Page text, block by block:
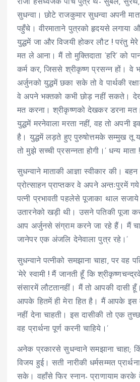
राजा हंसध्वजके पाँच पुत्र थे- सुबल,
सुधन्वा। छोटे राजकुमार सुधन्वा अपनी
पहुँचे। वीरमाताने पुत्रको हृदयसे लगाया
युद्धमें जा और विजयी होकर लौट ! परंतु
मत ले आना। मैं तो मुक्तिदाता ‘हरि’ को
कर्म कर, जिससे श्रीकृष्ण प्रसन्न हों। वे
अर्जुनको युद्धमें छका सके तो वे पार्थकी
वे अपने भक्तको कभी छोड़ नहीं सकते।
मत करना। श्रीकृष्णको देखकर डरना
युद्धमें मरनेवाला मरता नहीं, वह तो अपनी
है। युद्धमें लड़ते हुए पुरुषोत्तमके सम्मुख तू
तो मुझे सच्ची प्रसन्नता होगी।’ धन्य माता !
सुधन्वाने माताकी आज्ञा स्वीकार की।
प्रोत्साहन प्राप्तकर वे अपने अन्तःपुरमें
पत्नी प्रभावती पहलेसे पूजाका थाल
उतारनेको खड़ी थी। उसने पतिकी पूजा
आप अर्जुनसे संग्राम करने जा रहे हैं। मैं
जानेपर एक अंजलि देनेवाला पुत्र रहे।’
सुधन्वाने पत्नीको समझाना चाहा, पर वह
‘मेरे स्वामी ! मैं जानती हूँ कि
संसारमें लौटतानहीं। मैं तो आपकी दासी
आपके हितमें ही मेरा हित है। मैं आपके इस
नहीं देना चाहती। इस दासीकी तो एक
वह प्रार्थना पूर्ण करनी चाहिये।’
अनेक प्रकारसे सुधन्वाने समझाना चाहा;
विजय हुई। सती नारीकी धर्मसम्मत
सके। वहाँसे फिर स्नान- प्राणायाम करके